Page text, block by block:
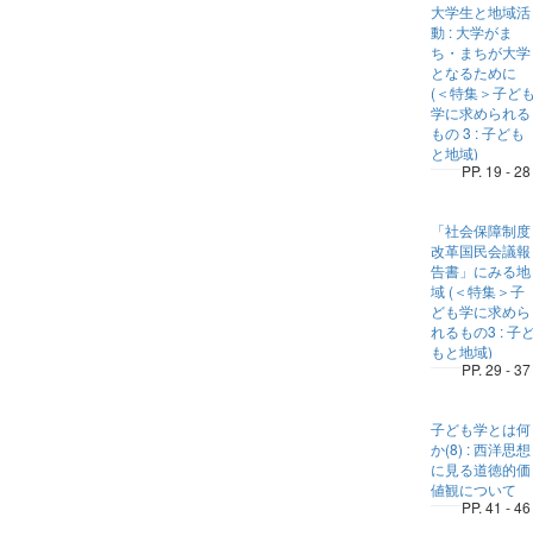
大学生と地域活
動 : 大学がま
ち・まちが大学
となるために
(＜特集＞子ど
学に求められる
もの 3 : 子ども
と地域)
PP. 19 - 28
「社会保障制度
改革国民会議報
告書」にみる地
域 (＜特集＞子
ども学に求めら
れるもの3 : 子
もと地域)
PP. 29 - 37
子ども学とは何
か(8) : 西洋思想
に見る道徳的価
値観について
PP. 41 - 46